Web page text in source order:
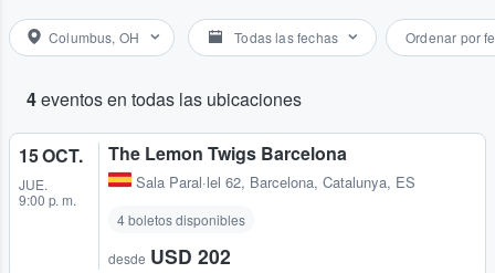
Columbus, OH Todas las fechas Ordenar por
4eventos en todas las ubicaciones
15 OCT.
JUE.
9:00 p. m.
The Lemon Twigs Barcelona
Sala Paral·lel 62, Barcelona, Catalunya, ES
4 boletos disponibles
desde USD 202